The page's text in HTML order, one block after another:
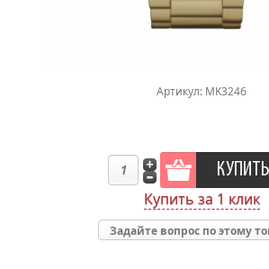
Артикул: MK3246
Купить за 1 клик
Задайте вопрос по этому